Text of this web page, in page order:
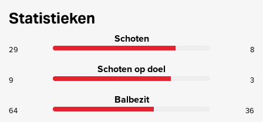
Statistieken
Schoten
29 8
Schoten op doel
9 3
Balbezit
64 36